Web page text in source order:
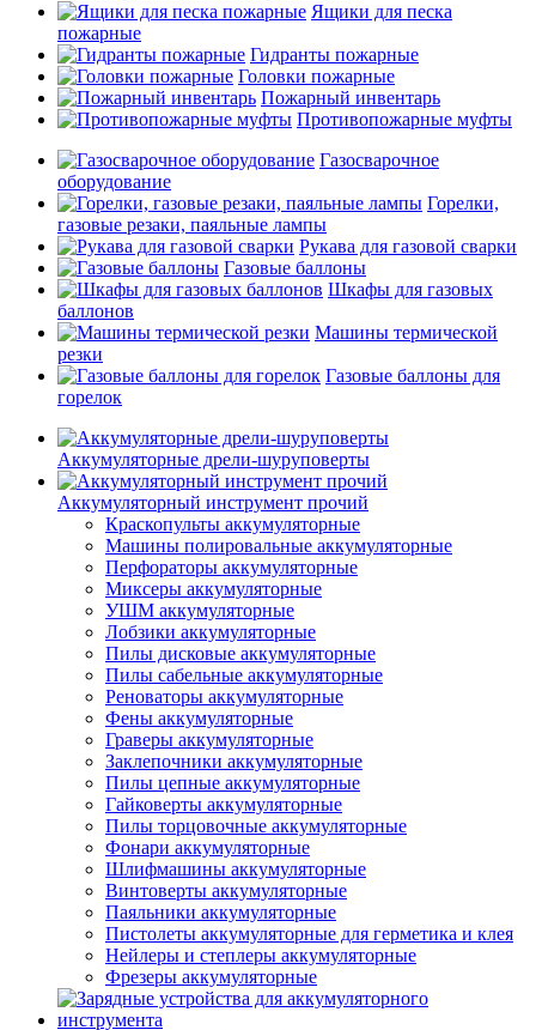
Ящики для песка
пожарные
Гидранты пожарные
Головки пожарные
Пожарный инвентарь
Противопожарные муфты
Газосварочное
оборудование
Горелки,
газовые резаки, паяльные лампы
Рукава для газовой сварки
Газовые баллоны
Шкафы для газовых
баллонов
Машины термической
резки
Газовые баллоны для
горелок
Аккумуляторные дрели-шуруповерты
Аккумуляторный инструмент прочий
Краскопульты аккумуляторные
Машины полировальные аккумуляторные
Перфораторы аккумуляторные
Миксеры аккумуляторные
УШМ аккумуляторные
Лобзики аккумуляторные
Пилы дисковые аккумуляторные
Пилы сабельные аккумуляторные
Реноваторы аккумуляторные
Фены аккумуляторные
Граверы аккумуляторные
Заклепочники аккумуляторные
Пилы цепные аккумуляторные
Гайковерты аккумуляторные
Пилы торцовочные аккумуляторные
Фонари аккумуляторные
Шлифмашины аккумуляторные
Винтоверты аккумуляторные
Паяльники аккумуляторные
Пистолеты аккумуляторные для герметика и клея
Нейлеры и степлеры аккумуляторные
Фрезеры аккумуляторные